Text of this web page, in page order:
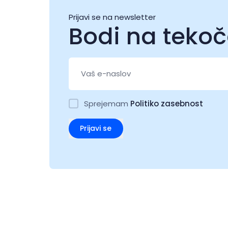
Prijavi se na newsletter
Bodi na
Sprejemam Politiko zasebnost
Prijavi se